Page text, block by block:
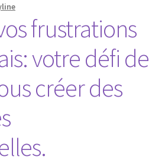
frustrations
votre défi de
créer des